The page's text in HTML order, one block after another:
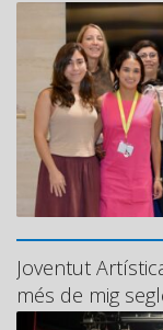
Joventut
més de mig